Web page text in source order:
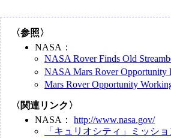
〈参照〉
NASA：
NASA Rover Finds Old
NASA Mars Rover Opportunity
Mars Rover Opportunity
〈関連リンク〉
NASA： http://www.nasa.gov/
「キュリオシティ」ミッシ